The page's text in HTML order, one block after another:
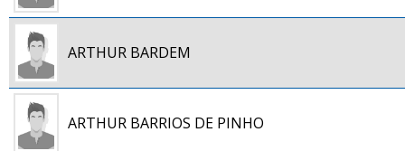
ARTHUR BARDEM
ARTHUR BARRIOS DE PINHO